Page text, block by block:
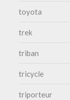
toyota
trek
triban
tricycle
triporteur